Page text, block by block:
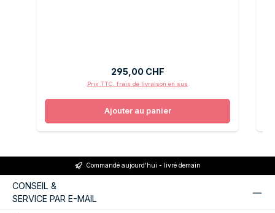
Prix régulier :
295,00 CHF
Prix TTC, frais de livraison en sus
Ajouter au panier
Commandé aujourd'hui - livré demain
CONSEIL &
SERVICE PAR E-MAIL